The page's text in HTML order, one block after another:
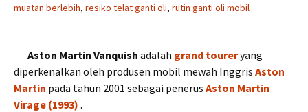
muatan berlebih, resiko telat ganti oli, rutin ganti oli mobil
Aston Martin Vanquish adalah grand toureryang
diperkenalkan oleh produsen mobil mewah Inggris Aston
Martin pada tahun 2001 sebagai penerus Aston Martin
Virage (1993) .